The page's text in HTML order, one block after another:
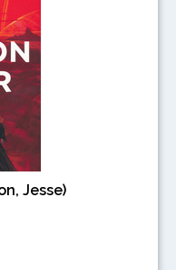
Jesse)